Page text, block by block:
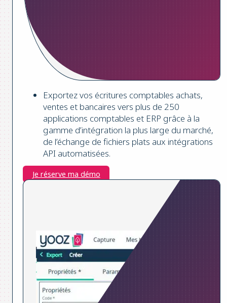
Exportez vos écritures comptables achats,
ventes et bancaires vers plus de 250
applications comptables et ERP grâce à la
gamme d’intégration la plus large du marché,
de l’échange de fichiers plats aux intégrations
API automatisées.
Je réserve ma démo